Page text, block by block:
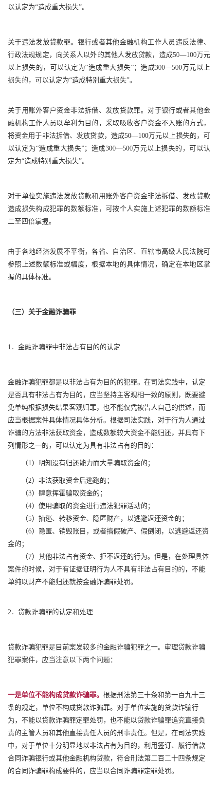
以认定为“造成重大损失”。
关于违法发放贷款罪。银行或者其他金融机构工作人员违反法律、
行政法规规定，向关系人以外的其他人发放贷款，造成50—100万元
以上损失的，可以认定为“造成重大损失”；造成300—500万元以上
损失的，可以认定为“造成特别重大损失”。
关于用账外客户资金非法拆借、发放贷款罪。对于银行或者其他金
融机构工作人员以牟利为目的，采取吸收客户资金不入账的方式，
将资金用于非法拆借、发放贷款，造成50—100万元以上损失的，可
以认定为“造成重大损失”；造成300—500万元以上损失的，可以认
定为“造成特别重大损失”。
对于单位实施违法发放贷款和用账外客户资金非法拆借、发放贷款
造成损失构成犯罪的数额标准，可按个人实施上述犯罪的数额标准
二至四倍掌握。
由于各地经济发展不平衡，各省、自治区、直辖市高级人民法院可
参照上述数额标准或幅度，根据本地的具体情况，确定在本地区掌
握的具体标准。
（三）关于金融诈骗罪
1．金融诈骗罪中非法占有目的的认定
金融诈骗犯罪都是以非法占有为目的的犯罪。在司法实践中，认定
是否具有非法占有为目的，应当坚持主客观相一致的原则，既要避
免单纯根据损失结果客观归罪，也不能仅凭被告人自己的供述，而
应当根据案件具体情况具体分析。根据司法实践，对于行为人通过
诈骗的方法非法获取资金，造成数额较大资金不能归还，并具有下
列情形之一的，可以认定为具有非法占有的目的：
（1）明知没有归还能力而大量骗取资金的；
（2）非法获取资金后逃跑的；
（3）肆意挥霍骗取资金的；
（4）使用骗取的资金进行违法犯罪活动的；
（5）抽逃、转移资金、隐匿财产，以逃避返还资金的；
（6）隐匿、销毁账目，或者搞假破产、假倒闭，以逃避返还资
金的；
（7）其他非法占有资金、拒不返还的行为。但是，在处理具体
案件的时候，对于有证据证明行为人不具有非法占有目的的，不能
单纯以财产不能归还就按金融诈骗罪处罚。
2．贷款诈骗罪的认定和处理
贷款诈骗犯罪是目前案发较多的金融诈骗犯罪之一。审理贷款诈骗
犯罪案件，应当注意以下两个问题：
一是单位不能构成贷款诈骗罪。 根据刑法第三十条和第一百九十三
条的规定，单位不构成贷款诈骗罪。对于单位实施的贷款诈骗行
为，不能以贷款诈骗罪定罪处罚，也不能以贷款诈骗罪追究直接负
责的主管人员和其他直接责任人员的刑事责任。但是，在司法实践
中，对于单位十分明显地以非法占有为目的，利用签订、履行借款
合同诈骗银行或其他金融机构贷款，符合刑法第二百二十四条规定
的合同诈骗罪构成要件的，应当以合同诈骗罪定罪处罚。